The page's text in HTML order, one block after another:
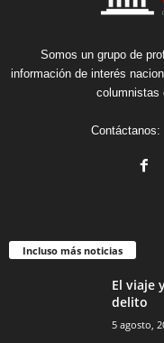
Somos un grupo de
información de interés
columnistas
Contáctanos:
Incluso más noticias
El viaje
delito
5 agosto,